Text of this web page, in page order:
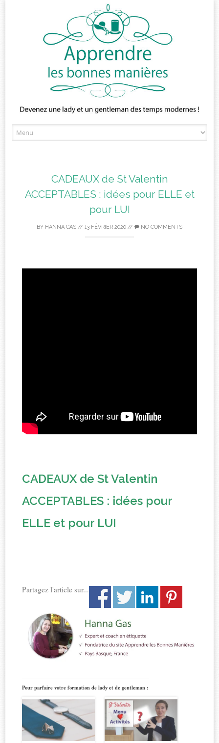
to
CADEAUX de St Valentin
ACCEPTABLES : idées pour ELLE et
pour LUI
BY HANNA GAS // 13 FÉVRIER 2020 // NO COMMENTS
CADEAUX de St Valentin
ACCEPTABLES : idées pour
ELLE et pour LUI
Partagez l'article sur...
Pour parfaire votre formation de lady et de gentleman :